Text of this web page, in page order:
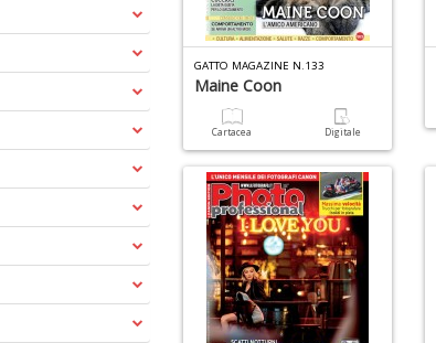
GATTO MAGAZINE N.133
Maine Coon
Cartacea Digitale